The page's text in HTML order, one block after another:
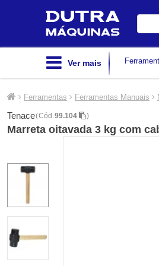
Ver mais
Ferramentas Ferramentas Manuais
Tenace(Cód. 99.104 )
Marreta oitavada 3 kg com